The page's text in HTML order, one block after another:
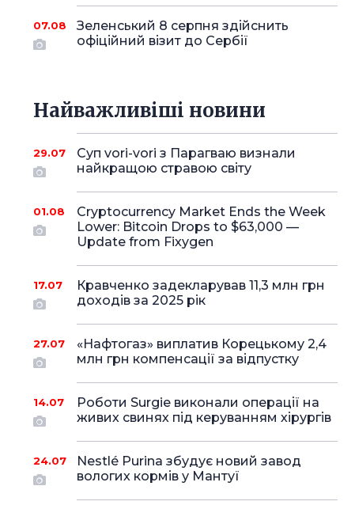
07.08
Зеленський 8 серпня здійснить
офіційний візит до Сербії
Найважливіші новини
29.07
Суп vori-vori з Парагваю визнали
найкращою стравою світу
01.08
Cryptocurrency Market Ends the Week
Lower: Bitcoin Drops to $63,000 —
Update from Fixygen
17.07
Кравченко задекларував 11,3 млн грн
доходів за 2025 рік
27.07
«Нафтогаз» виплатив Корецькому 2,4
млн грн компенсації за відпустку
14.07
Роботи Surgie виконали операції на
живих свинях під керуванням хірургів
24.07
Nestlé Purina збудує новий завод
вологих кормів у Мантуї